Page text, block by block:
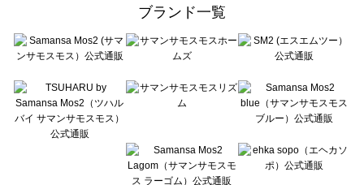
sō4ū（ソウフォーユー）のバッグ・ポーチ一覧
Te chichi（テチチ）のバッグ・ポーチ一覧
Te chichi CLASSIC（テチチ クラシック）のバッグ・ポーチ一覧
Lugnoncure（ルノンキュール）のバッグ・ポーチ一覧
BETTY'S BLUE（べティーズブルー）のバッグ・ポーチ一覧
Wpc.（ワールドパーティー）のバッグ・ポーチ一覧
ブランド一覧